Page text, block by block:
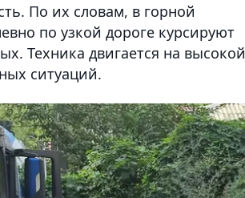
По их словам, в горной
по узкой дороге курсируют
Техника двигается на высокой
ситуаций.